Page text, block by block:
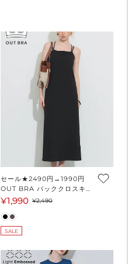
セール★2490円→1990円
OUT BRA バッククロスキャ
ミワンピース レディース メ
ール便不可
¥1,990 セ
通
¥2,490
SALE